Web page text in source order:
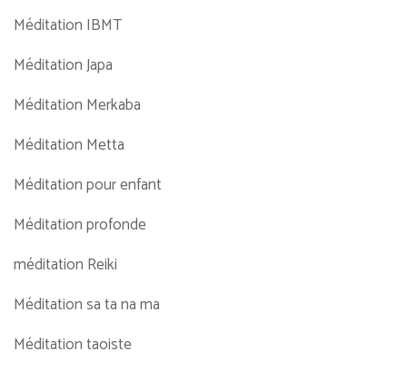
Méditation IBMT
Méditation Japa
Méditation Merkaba
Méditation Metta
Méditation pour enfant
Méditation profonde
méditation Reiki
Méditation sa ta na ma
Méditation taoiste